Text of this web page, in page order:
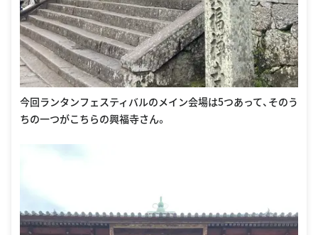
今回ランタンフェスティバルのメイン会場は5つあって、そのう
ちの一つがこちらの興福寺さん。